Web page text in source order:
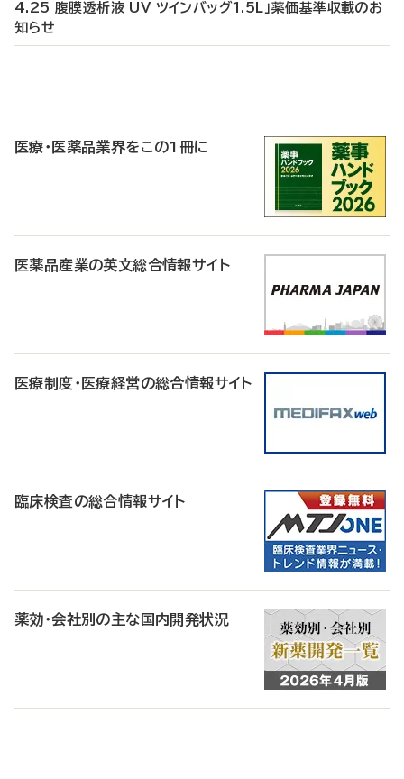
4.25 腹膜透析液 UV ツインバッグ1.5L」薬価基準収載のお
知らせ
医療・医薬品業界をこの1冊に
医薬品産業の英文総合情報サイト
医療制度・医療経営の総合情報サイト
臨床検査の総合情報サイト
薬効・会社別の主な国内開発状況